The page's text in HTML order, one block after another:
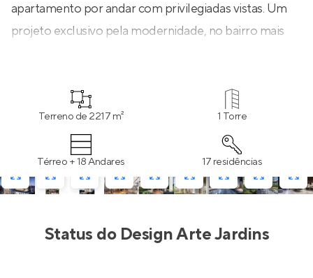
apartamento por andar com privilegiadas vistas. Um
projeto exclusivo pela modernidade, no bairro mais
alturas distintas. Essas grandes “caixas” destacam a
parte social da íntima, resultando numa fenda pela
qual se ilumina a galeria de entrada dos apartamentos,
trazendo mais luz e vista para quem os acessa. -Aflalo
& Gasperini Arquitetos.
Terreno de 2217 m² 1 Torre
Térreo + 18 Andares 17 residências
Status do Design Arte Jardins